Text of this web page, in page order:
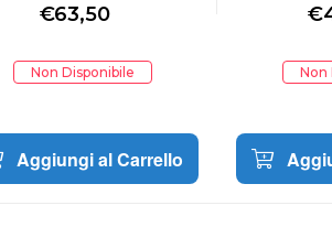
€63,50
Non Disponibile
Aggiungi al Carrello
€
Non